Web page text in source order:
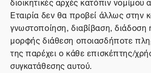
Εταιρία δεν θα προβεί άλλως στην
γνωστοποίηση, διαβίβαση,
μορφής διάθεση οποιασδήποτε
της παρέχει ο κάθε επισκέπτης/
συγκατάθεσης αυτού.